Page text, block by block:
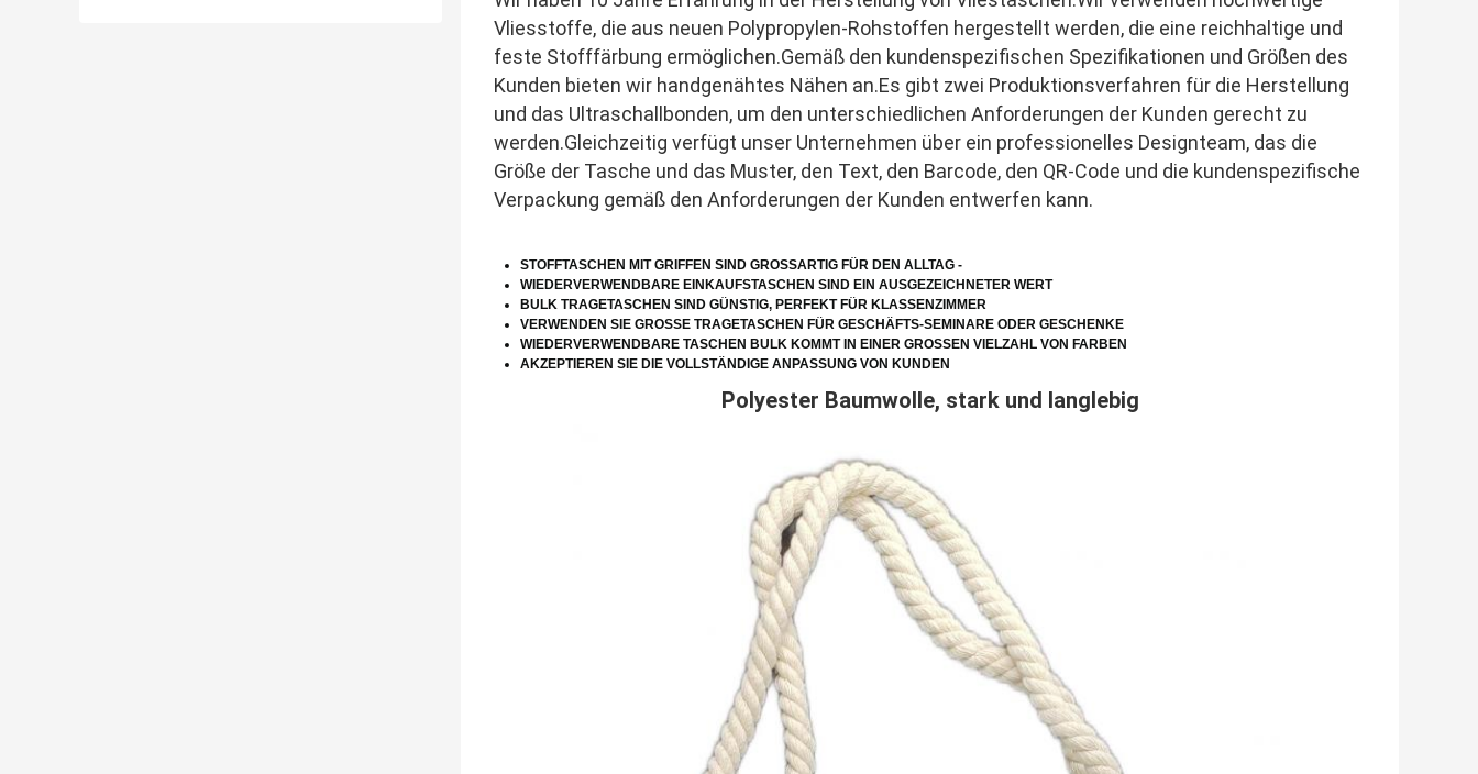
Vliesstoffe, die aus neuen Polypropylen-Rohstoffen hergestellt werden, die eine reichhaltige und
feste Stofffärbung ermöglichen.Gemäß den kundenspezifischen Spezifikationen und Größen des
Kunden bieten wir handgenähtes Nähen an.Es gibt zwei Produktionsverfahren für die Herstellung
und das Ultraschallbonden, um den unterschiedlichen Anforderungen der Kunden gerecht zu
werden.Gleichzeitig verfügt unser Unternehmen über ein professionelles Designteam, das die
Größe der Tasche und das Muster, den Text, den Barcode, den QR-Code und die kundenspezifische
Verpackung gemäß den Anforderungen der Kunden entwerfen kann.
STOFFTASCHEN MIT GRIFFEN SIND GROSSARTIG FÜR DEN ALLTAG -
WIEDERVERWENDBARE EINKAUFSTASCHEN SIND EIN AUSGEZEICHNETER WERT
BULK TRAGETASCHEN SIND GÜNSTIG, PERFEKT FÜR KLASSENZIMMER
VERWENDEN SIE GROSSE TRAGETASCHEN FÜR GESCHÄFTS-SEMINARE ODER GESCHENKE
WIEDERVERWENDBARE TASCHEN BULK KOMMT IN EINER GROSSEN VIELZAHL VON FARBEN
AKZEPTIEREN SIE DIE VOLLSTÄNDIGE ANPASSUNG VON KUNDEN
Polyester Baumwolle, stark und langlebig